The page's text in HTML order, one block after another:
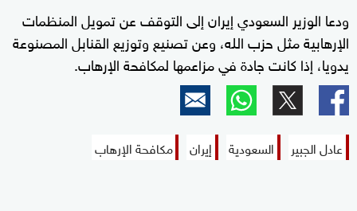
ودعا الوزير السعودي إيران إلى التوقف عن تمويل المنظمات
الإرهابية مثل حزب الله، وعن تصنيع وتوزيع القنابل المصنوعة
يدويا، إذا كانت جادة في مزاعمها لمكافحة الإرهاب.
عادل الجبير السعودية إيران مكافحة الإرهاب